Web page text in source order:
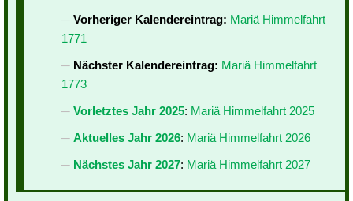
Vorheriger Kalendereintrag: Mariä Himmelfahrt
1771
Nächster Kalendereintrag: Mariä Himmelfahrt
1773
Vorletztes Jahr 2025: Mariä Himmelfahrt 2025
Aktuelles Jahr 2026: Mariä Himmelfahrt 2026
Nächstes Jahr 2027: Mariä Himmelfahrt 2027